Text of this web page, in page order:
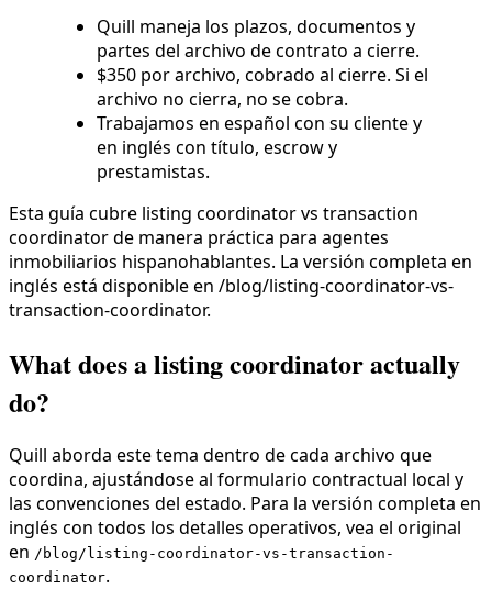
Quill maneja los plazos, documentos y
partes del archivo de contrato a cierre.
$350 por archivo, cobrado al cierre. Si el
archivo no cierra, no se cobra.
Trabajamos en español con su cliente y
en inglés con título, escrow y
prestamistas.
Esta guía cubre listing coordinator vs transaction
coordinator de manera práctica para agentes
inmobiliarios hispanohablantes. La versión completa en
inglés está disponible en /blog/listing-coordinator-vs-
transaction-coordinator.
What does a listing coordinator actually
do?
Quill aborda este tema dentro de cada archivo que
coordina, ajustándose al formulario contractual local y
las convenciones del estado. Para la versión completa en
inglés con todos los detalles operativos, vea el original
en /blog/listing-coordinator-vs-transaction-
coordinator.